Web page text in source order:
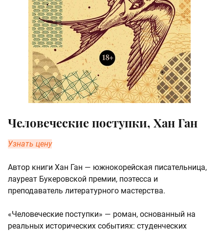
Человеческие поступки, Хан Ган
Узнать цену
Автор книги Хан Ган — южнокорейская писательница,
лауреат Букеровской премии, поэтесса и
преподаватель литературного мастерства.
«Человеческие поступки» — роман, основанный на
реальных исторических событиях: студенческих